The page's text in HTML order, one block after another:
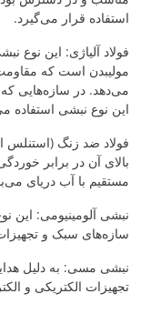
استفاده قرار می‌گیرد.
فولاد آلیاژی: این نوع
مولیبدن است که
می‌دهد. در سازه‌هایی
این نوع نبشی استفاده
فولاد ضد زنگ (استنلس
بالای آن در برابر
مستقیم با آب دریای
نبشی آلومینیومی: این
سازه‌های سبک و
نبشی مسی: به دلیل
تجهیزات الکتریکی و